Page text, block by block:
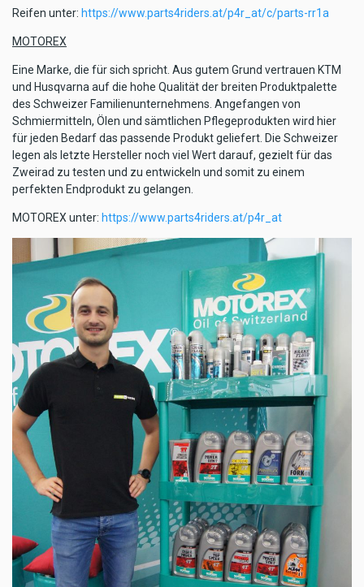
Reifen unter: https://www.parts4riders.at/p4r_at/c/parts-rr1a
MOTOREX
Eine Marke, die für sich spricht. Aus gutem Grund vertrauen KTM
und Husqvarna auf die hohe Qualität der breiten Produktpalette
des Schweizer Familienunternehmens. Angefangen von
Schmiermitteln, Ölen und sämtlichen Pflegeprodukten wird hier
für jeden Bedarf das passende Produkt geliefert. Die Schweizer
legen als letzte Hersteller noch viel Wert darauf, gezielt für das
Zweirad zu testen und zu entwickeln und somit zu einem
perfekten Endprodukt zu gelangen.
MOTOREX unter: https://www.parts4riders.at/p4r_at